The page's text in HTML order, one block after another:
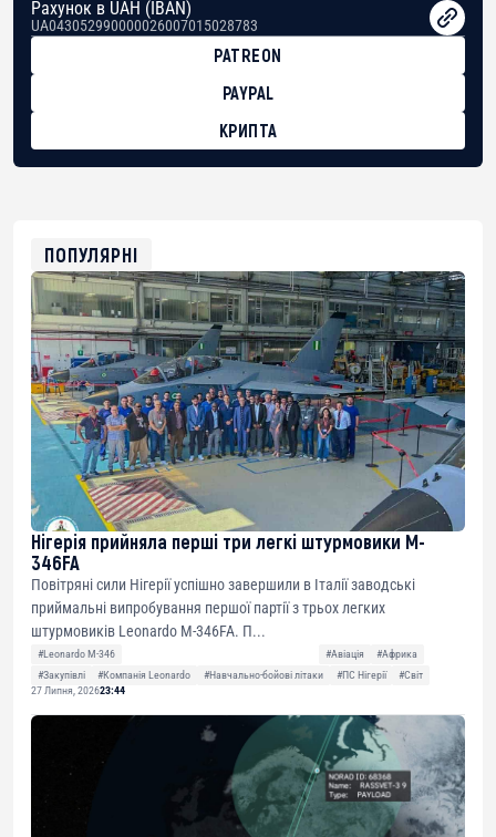
Рахунок в UAH (IBAN)
UA043052990000026007015028783
PATREON
PAYPAL
КРИПТА
0xfD02863D3289416fcF50975c9DFda13623f97758
ПОПУЛЯРНІ
Нігерія прийняла перші три легкі штурмовики M-
346FA
Повітряні сили Нігерії успішно завершили в Італії заводські
приймальні випробування першої партії з трьох легких
штурмовиків Leonardo M-346FA. П...
#Leonardo M-346 #Авіація
#Африка
#Закупівлі
#Компанія Leonardo #Навчально-бойові літаки #ПС Нігерії
#Світ
27 Липня, 202623:44